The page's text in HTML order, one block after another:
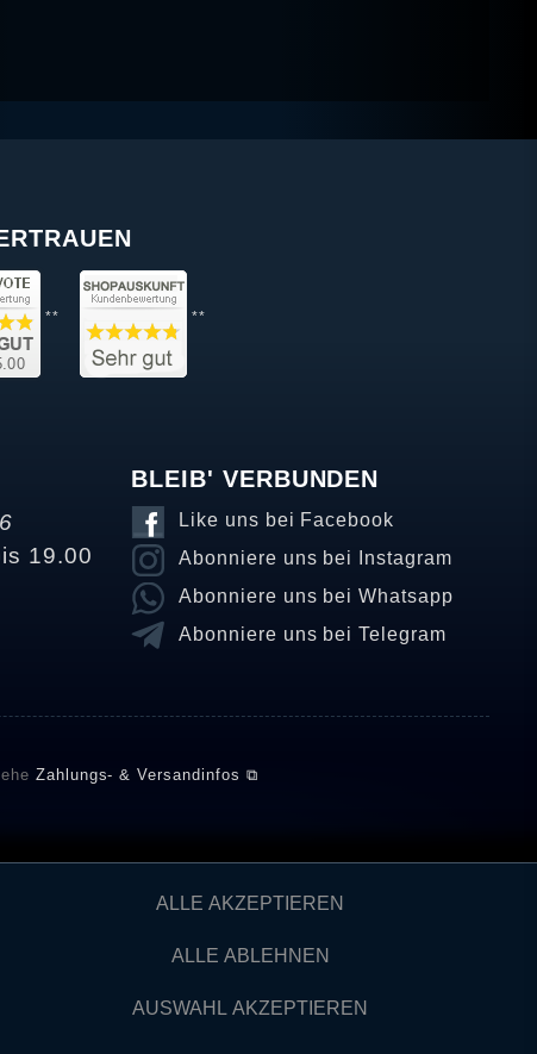
** **
19.00
BLEIB' VERBUNDEN
Like uns bei Facebook
Abonniere uns bei Instagram
Abonniere uns bei Whatsapp
Abonniere uns bei Telegram
Zahlungs- & Versandinfos ⧉
setzt automatische und manuelle Maßnahmen ein, um
von Verbrauchern stammen, die die Ware oder
verifizieren und über die erfolgte Verifizierung im
ALLE AKZEPTIEREN
ALLE ABLEHNEN
AUSWAHL AKZEPTIEREN